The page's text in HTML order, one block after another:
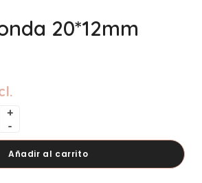
20*12mm
Añadir al carrito